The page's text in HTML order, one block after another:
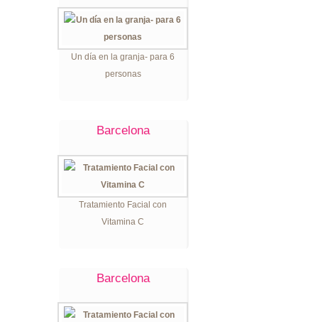
Un día en la granja- para 6
personas
Barcelona
Tratamiento Facial con
Vitamina C
Barcelona